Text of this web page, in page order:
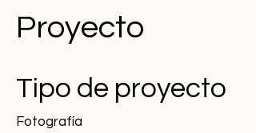
Proyecto
Tipo de proyecto
Fotografía